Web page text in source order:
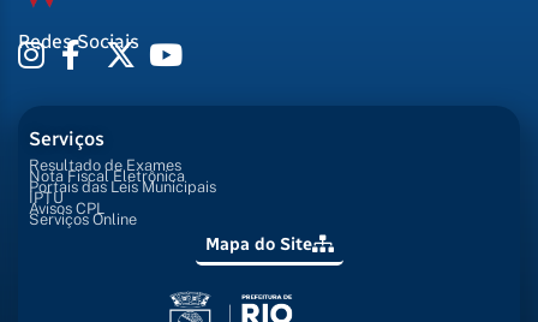
Redes Sociais
Serviços
Resultado de Exames
Nota Fiscal Eletrônica
Portais das Leis Municipais
IPTU
Avisos CPL
Serviços Online
Mapa do Site